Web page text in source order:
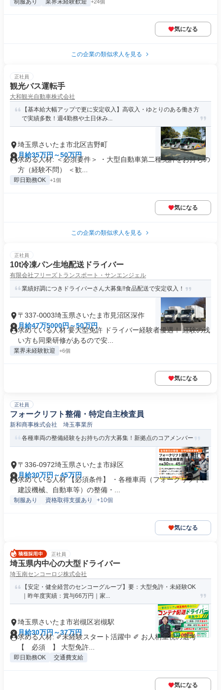
制服あり 業界未経験歓迎 +24個
気になる
この企業の類似求人を見る
正社員
観光バス運転手
大和観光自動車株式会社
【基本給大幅アップで更に安定収入】高収入・ゆとりのある働き方
で実績多数！週4勤務や土日休み...
埼玉県さいたま市北区吉野町
月給35万円～50万円
求める人材: ＜必須要件＞ ・大型自動車第二種免許をお持ちの
方（経験不問） ＜歓...
即日勤務OK +1個
気になる
この企業の類似求人を見る
正社員
10t冷凍パン生地配送ドライバー
有限会社フリーズトランスポート・サンエンジェル
業績好調につきドライバーさん大募集!!食品配送で安定収入！
〒337-0003埼玉県さいたま市見沼区深作
月給47万5000円～50万円
求めている人材 要大型免許 ドライバー経験者優遇！ 経験の浅
い方も同乗研修があるので安...
業界未経験歓迎 +6個
気になる
正社員
フォークリフト整備・特定自主検査員
新和商事株式会社 埼玉事業所
各種車両の整備経験をお持ちの方大募集！新拠点のコアメンバー
〒336-0972埼玉県さいたま市緑区
月給30万円～45万円
求めている人材 【必須条件】 ・各種車両（フォークリフト、
建設機械、自動車等）の整備・...
制服あり 資格取得支援あり +10個
気になる
正社員
埼玉県内中心の大型ドライバー
埼玉南センコーロジ株式会社
【安定・健全経営のセンコーグループ】要：大型免許・未経験OK
｜昨年度実績：賞与66万円｜家...
埼玉県さいたま市岩槻区岩槻駅
月給30万円～37万円
求める人材: ✐未経験スタート活躍中 ✐ お人柄重視の選考
【 必須 】 大型免許...
即日勤務OK 交通費支給
気になる